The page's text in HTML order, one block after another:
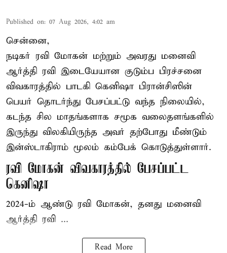
Published on: 07 Aug 2026, 4:02 am
சென்னை,
நடிகர் ரவி மோகன் மற்றும் அவரது மனைவி
ஆர்த்தி ரவி இடையேயான குடும்ப பிரச்சனை
விவகாரத்தில் பாடகி கெனிஷா பிரான்சிஸின்
பெயர் தொடர்ந்து பேசப்பட்டு வந்த நிலையில்,
கடந்த சில மாதங்களாக சமூக வலைதளங்களில்
இருந்து விலகியிருந்த அவர் தற்போது மீண்டும்
இன்ஸ்டாகிராம் மூலம் கம்பேக் கொடுத்துள்ளார்.
ரவி மோகன் விவகாரத்தில் பேசப்பட்ட
கெனிஷா
2024-ம் ஆண்டு ரவி மோகன், தனது மனைவி
ஆர்த்தி ரவி ...
Read More